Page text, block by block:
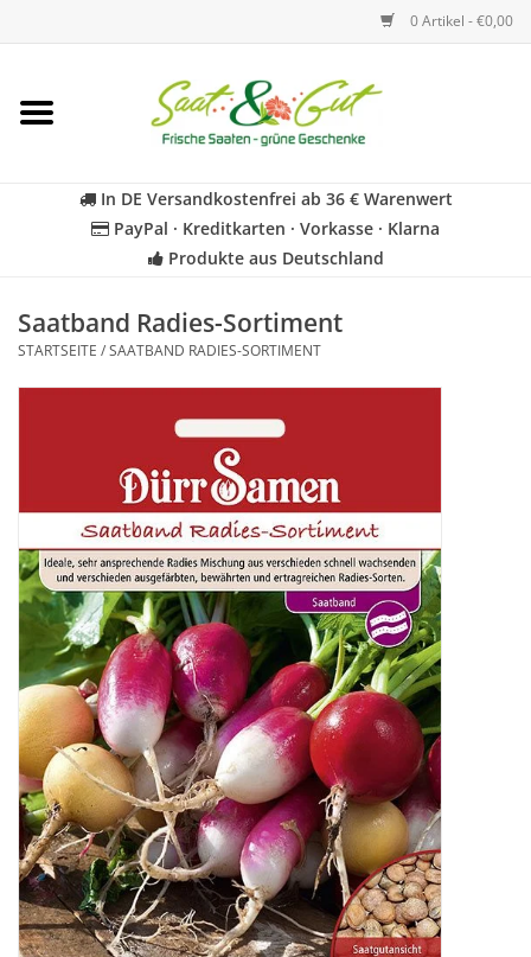
0 Artikel - €0,00
Startseite
Kräuter
Geschenkideen
Katalog
In DE Versandkostenfrei ab 36 € Warenwert
PayPal · Kreditkarten · Vorkasse · Klarna
Produkte aus Deutschland
Saatband Radies-Sortiment
STARTSEITE /SAATBAND RADIES-SORTIMENT